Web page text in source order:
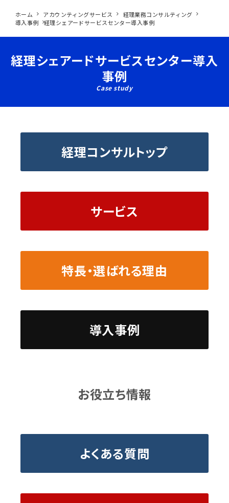
ホーム アカウンティングサービス
経理業務コンサルティング
導入事例
経理シェアードサービスセンター導入事例
経理シェアードサービスセンター導入
事例
Case study
経理コンサルトップ
サービス
特長・選ばれる理由
導入事例
お役立ち情報
よくある質問